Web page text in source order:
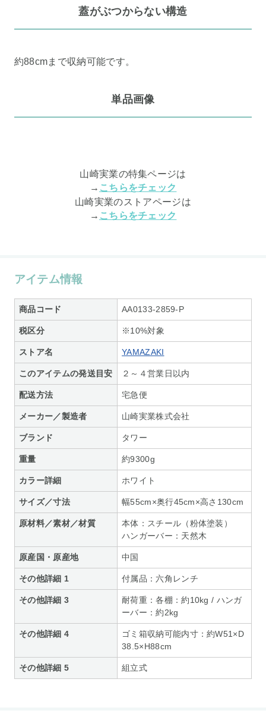
蓋がぶつからない構造
約88cmまで収納可能です。
単品画像
山崎実業の特集ページは
→ こちらをチェック
山崎実業のストアページは
→ こちらをチェック
アイテム情報
商品コード AA0133-2859-P
税区分 ※10%対象
ストア名 YAMAZAKI
このアイテムの発送目安 ２～４営業日以内
配送方法 宅急便
メーカー／製造者 山崎実業株式会社
ブランド タワー
重量 約9300g
カラー詳細 ホワイト
サイズ／寸法 幅55cm×奥行45cm×高さ130cm
原材料／素材／材質
本体：スチール（粉体塗装）
ハンガーバー：天然木
原産国・原産地 中国
その他詳細 1 付属品：六角レンチ
その他詳細 3
耐荷重：各棚：約10kg / ハンガ
ーバー：約2kg
その他詳細 4
ゴミ箱収納可能内寸：約W51×D
38.5×H88cm
その他詳細 5 組立式